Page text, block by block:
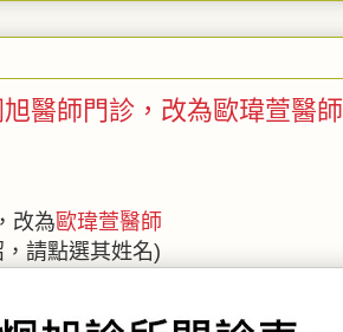
醫師門診，改為歐瑋萱醫師
改為歐瑋萱醫師
請點選其姓名)